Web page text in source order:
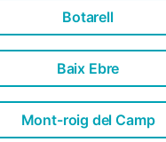
Botarell
Baix Ebre
Mont-roig del Camp